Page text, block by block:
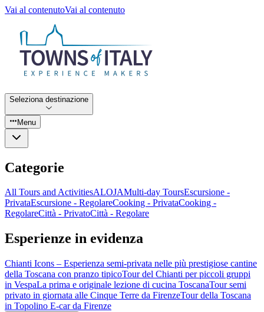
Vai al contenutoVai al contenuto
Seleziona destinazione
Menu
Categorie
All Tours and ActivitiesALOJAMulti-day ToursEscursione -
PrivataEscursione - RegolareCooking - PrivataCooking -
RegolareCittà - PrivatoCittà - Regolare
Esperienze in evidenza
Chianti Icons – Esperienza semi-privata nelle più prestigiose cantine
della Toscana con pranzo tipicoTour del Chianti per piccoli gruppi
in VespaLa prima e originale lezione di cucina ToscanaTour semi
privato in giornata alle Cinque Terre da FirenzeTour della Toscana
in Topolino E-car da Firenze